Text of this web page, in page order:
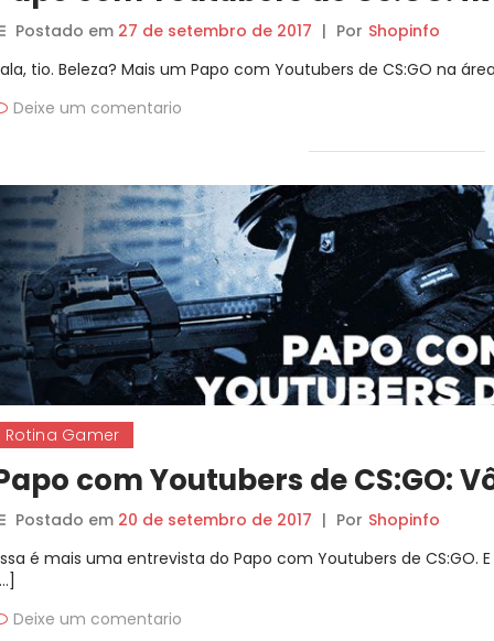
Postado em 27 de setembro de 2017 | Por Shopinfo
tio. Beleza? Mais um Papo com Youtubers de CS:GO na
Deixe um comentario
Rotina Gamer
com Youtubers de CS:GO:
Postado em 20 de setembro de 2017 | Por Shopinfo
é mais uma entrevista do Papo com Youtubers de
Deixe um comentario